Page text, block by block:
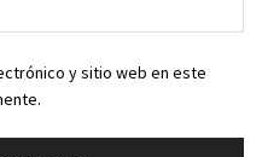
y sitio web en este